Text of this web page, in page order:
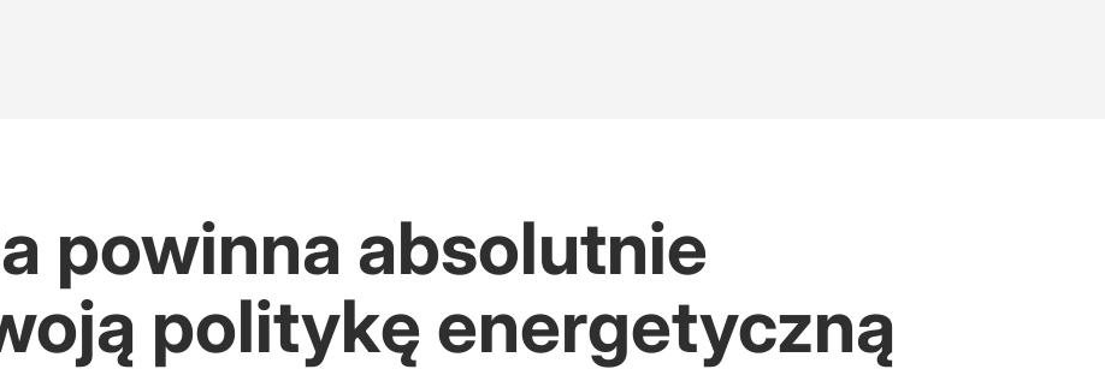
powinna absolutnie
politykę energetyczną